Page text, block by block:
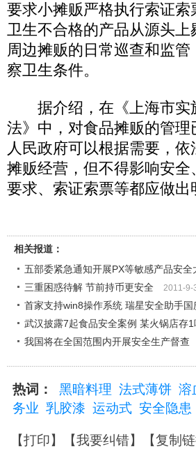
要求小摊贩严格执行索证
卫生不合格的产品从源头
周边摊贩的日常巡查和监
察卫生条件。
据介绍，在《上海市实
法》中，对食品摊贩的管
人民政府可以根据需要，
摊贩经营，但不得影响安
要求、索证索票等都应做出
相关报道：
五部委紧急通知开展PX等敏感产品安全
三重困惑待解 节前持币更安全 2011-9-
首家支持win8操作系统 瑞星安全助手国
武汉披露7起食品安全案例 某火锅店存1
我国将在全国范围内开展安全生产督查
热词： 黑暗料理 法式薄饼 溶
务业 乳胶漆 运动式 安全隐患
【打印】【我要纠错】【复制